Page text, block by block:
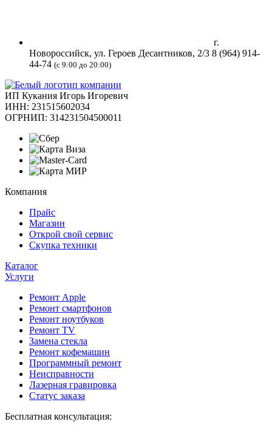
г.
Новороссийск, ул. Героев Десантников, 2/3 8 (964) 914-
44-74 (с 9:00 до 20:00)
ИП Кукания Игорь Игоревич
ИНН: 231515602034
ОГРНИП: 314231504500011
Компания
Прайс
Магазин
Открой свой сервис
Скупка техники
Каталог
Услуги
Ремонт Apple
Ремонт смартфонов
Ремонт ноутбуков
Ремонт TV
Замена стекла
Ремонт кофемашин
Программный ремонт
Неисправности
Лазерная гравировка
Статус заказа
Бесплатная консультация: